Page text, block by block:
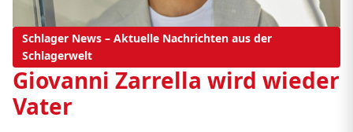
Schlager News – Aktuelle Nachrichten aus der
Schlagerwelt
Giovanni Zarrella wird wieder
Vater